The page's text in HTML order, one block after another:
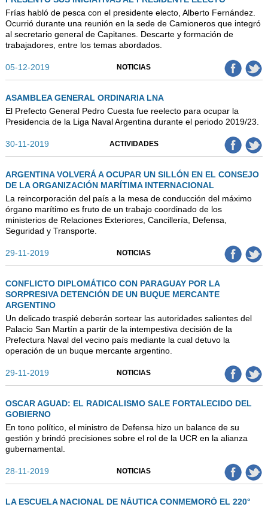
Frías habló de pesca con el presidente electo, Alberto Fernández.
Ocurrió durante una reunión en la sede de Camioneros que integró
al secretario general de Capitanes. Descarte y formación de
trabajadores, entre los temas abordados.
05-12-2019 NOTICIAS
ASAMBLEA GENERAL ORDINARIA LNA
El Prefecto General Pedro Cuesta fue reelecto para ocupar la
Presidencia de la Liga Naval Argentina durante el periodo 2019/23.
30-11-2019 ACTIVIDADES
ARGENTINA VOLVERÁ A OCUPAR UN SILLÓN EN EL CONSEJO
DE LA ORGANIZACIÓN MARÍTIMA INTERNACIONAL
La reincorporación del país a la mesa de conducción del máximo
órgano marítimo es fruto de un trabajo coordinado de los
ministerios de Relaciones Exteriores, Cancillería, Defensa,
Seguridad y Transporte.
29-11-2019 NOTICIAS
CONFLICTO DIPLOMÁTICO CON PARAGUAY POR LA
SORPRESIVA DETENCIÓN DE UN BUQUE MERCANTE
ARGENTINO
Un delicado traspié deberán sortear las autoridades salientes del
Palacio San Martín a partir de la intempestiva decisión de la
Prefectura Naval del vecino país mediante la cual detuvo la
operación de un buque mercante argentino.
29-11-2019 NOTICIAS
OSCAR AGUAD: EL RADICALISMO SALE FORTALECIDO DEL
GOBIERNO
En tono político, el ministro de Defensa hizo un balance de su
gestión y brindó precisiones sobre el rol de la UCR en la alianza
gubernamental.
28-11-2019 NOTICIAS
LA ESCUELA NACIONAL DE NÁUTICA CONMEMORÓ EL 220°